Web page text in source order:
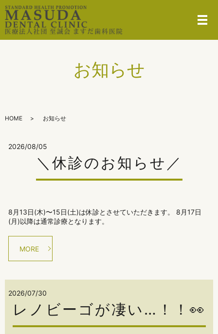
メ
お知らせ
HOME お知らせ
2026/08/05
＼休診のお知らせ／
8月13日(木)〜15日(土)は休診とさせていただきます。 8月17日
(月)以降は通常診療となります。
MORE
2026/07/30
レノビーゴが凄い…！！👀